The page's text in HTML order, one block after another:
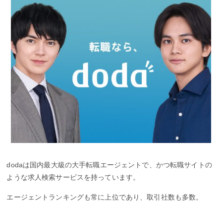
dodaは国内最大級の大手転職エージェントで、かつ転職サイトの
ような求人検索サービスを持っています。
エージェントランキングも常に上位であり、取引社数も多数。